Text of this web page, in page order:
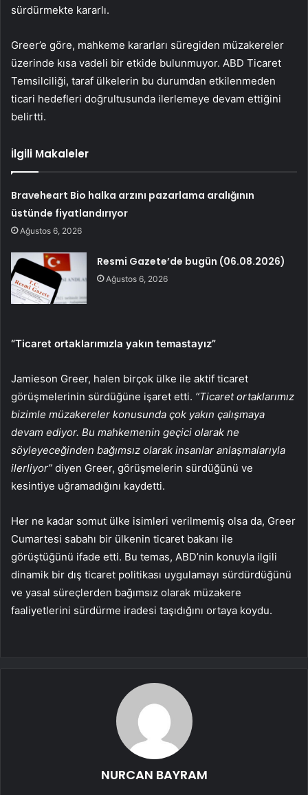
sürdürmekte kararlı.
Greer’e göre, mahkeme kararları süregiden müzakereler
üzerinde kısa vadeli bir etkide bulunmuyor. ABD Ticaret
Temsilciliği, taraf ülkelerin bu durumdan etkilenmeden
ticari hedefleri doğrultusunda ilerlemeye devam ettiğini
belirtti.
İlgili Makaleler
Braveheart Bio halka arzını pazarlama aralığının
üstünde fiyatlandırıyor
Ağustos 6, 2026
Resmi Gazete’de bugün (06.08.2026)
Ağustos 6, 2026
“Ticaret ortaklarımızla yakın temastayız”
Jamieson Greer, halen birçok ülke ile aktif ticaret
görüşmelerinin sürdüğüne işaret etti. “Ticaret ortaklarımız
bizimle müzakereler konusunda çok yakın çalışmaya
devam ediyor. Bu mahkemenin geçici olarak ne
söyleyeceğinden bağımsız olarak insanlar anlaşmalarıyla
ilerliyor” diyen Greer, görüşmelerin sürdüğünü ve
kesintiye uğramadığını kaydetti.
Her ne kadar somut ülke isimleri verilmemiş olsa da, Greer
Cumartesi sabahı bir ülkenin ticaret bakanı ile
görüştüğünü ifade etti. Bu temas, ABD’nin konuyla ilgili
dinamik bir dış ticaret politikası uygulamayı sürdürdüğünü
ve yasal süreçlerden bağımsız olarak müzakere
faaliyetlerini sürdürme iradesi taşıdığını ortaya koydu.
NURCAN BAYRAM